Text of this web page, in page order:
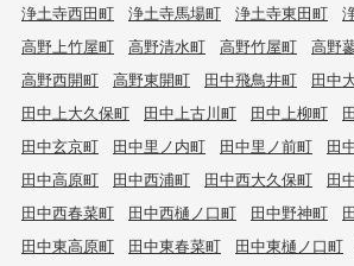
浄土寺西田町
浄土寺馬場町 浄土寺東田町
高野上竹屋町
高野清水町 高野竹屋町 高野
高野西開町
高野東開町 田中飛鳥井町 田中
田中上大久保町
田中上古川町 田中上柳町
田中玄京町
田中里ノ内町 田中里ノ前町 田
田中高原町
田中西浦町 田中西大久保町
田
田中西春菜町
田中西樋ノ口町 田中野神町
田中東高原町
田中東春菜町 田中東樋ノ口町